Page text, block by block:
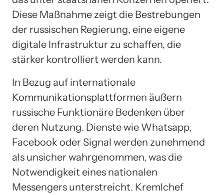
Diese Maßnahme zeigt die Bestrebungen
der russischen Regierung, eine eigene
digitale Infrastruktur zu schaffen, die
stärker kontrolliert werden kann.
In Bezug auf internationale
Kommunikationsplattformen äußern
russische Funktionäre Bedenken über
deren Nutzung. Dienste wie Whatsapp,
Facebook oder Signal werden zunehmend
als unsicher wahrgenommen, was die
Notwendigkeit eines nationalen
Messengers unterstreicht. Kremlchef